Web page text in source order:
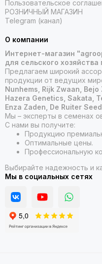
Пользовательское
РОЗНИЧНЫЙ МАГАЗИН
Telegram (канал)
О компании
Интернет-магазин
для сельского
Предлагаем широкий
продукции от ведущих
Nunhems, Rijk Zwaan,
Hazera Genetics, Sakata,
Enza Zaden, De Ruiter
Мы – эксперты в семенах
С нами вы получите:
Продукцию
Оптимальные цены.
Профессиональную
Выбирайте надежность и
Мы в социальных сетях